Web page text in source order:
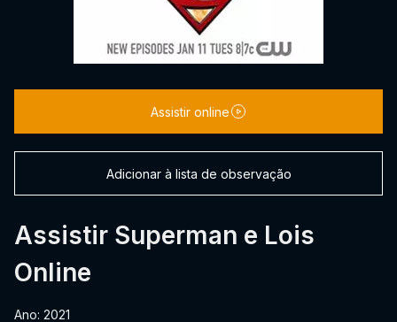
Assistir Superman e Lois
Online
Ano: 2021
Assistir online
Adicionar à lista de observação